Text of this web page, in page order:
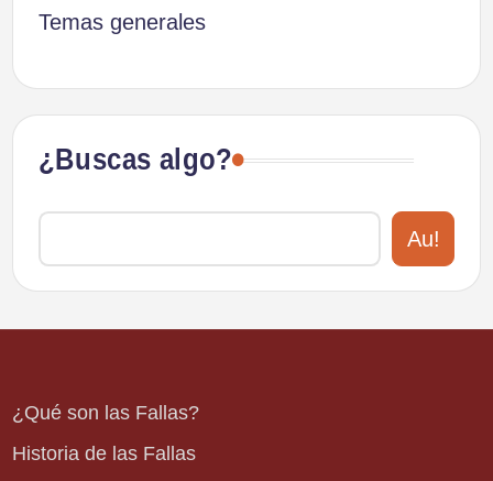
Temas generales
¿Buscas algo?
Au!
¿Qué son las Fallas?
Historia de las Fallas